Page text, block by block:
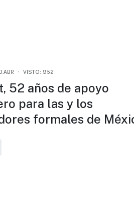
VISTO: 952
52 años de apoyo
para las y los
formales de